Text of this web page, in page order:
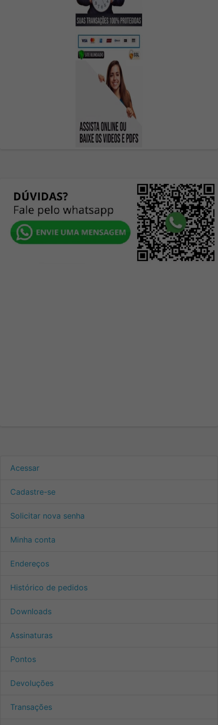
Acessar
Cadastre-se
Solicitar nova senha
Minha conta
Endereços
Histórico de pedidos
Downloads
Assinaturas
Pontos
Devoluções
Transações